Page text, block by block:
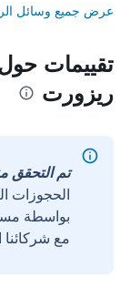
عرض جميع وسائل
تقييمات
ريزورت
تم التحقق منه
الحجوزات
مع شركائنا